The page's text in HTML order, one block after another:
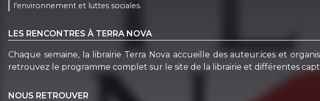
l'environnement et luttes sociales.
LES RENCONTRES À TERRA NOVA
Chaque semaine, la librairie Terra Nova accueille des auteur.ices et
retrouvez le programme complet sur le site de la librairie et différentes
NOUS RETROUVER